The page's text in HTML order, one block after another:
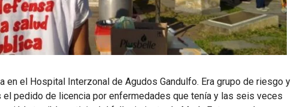
en el Hospital Interzonal de Agudos Gandulfo. Era grupo de riesgo y
pedido de licencia por enfermedades que tenía y las seis veces